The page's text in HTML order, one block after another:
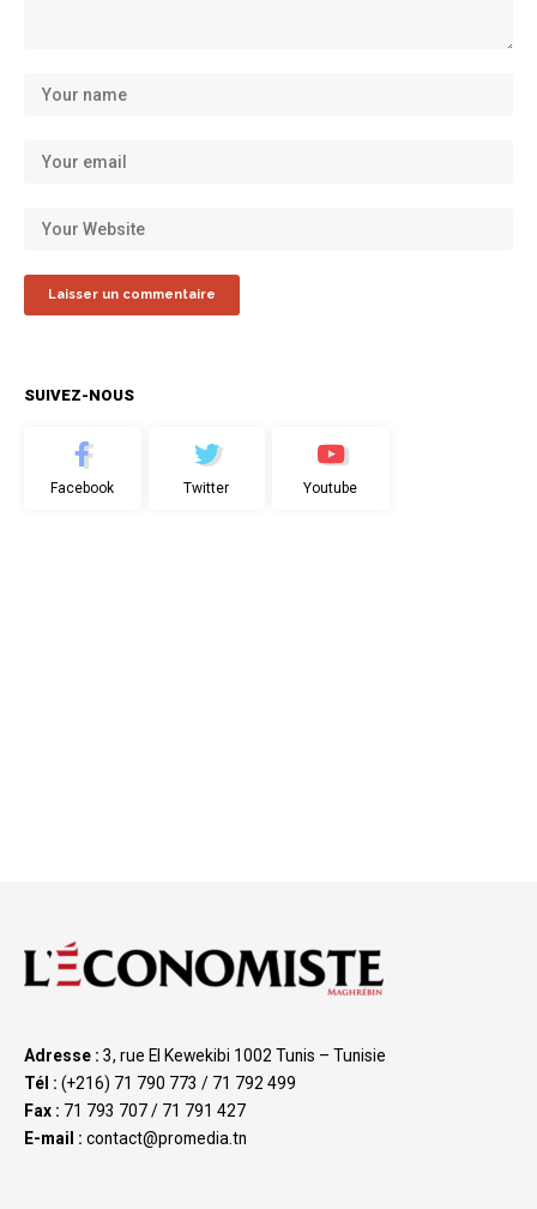
SUIVEZ-NOUS
Facebook Twitter Youtube
Adresse : 3, rue El Kewekibi 1002 Tunis – Tunisie
Tél : (+216) 71 790 773 / 71 792 499
Fax : 71 793 707 / 71 791 427
E-mail : contact@promedia.tn